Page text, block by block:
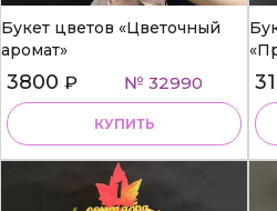
Букет цветов «Цветочный
аромат»
3800 ₽ № 32990
КУПИТЬ